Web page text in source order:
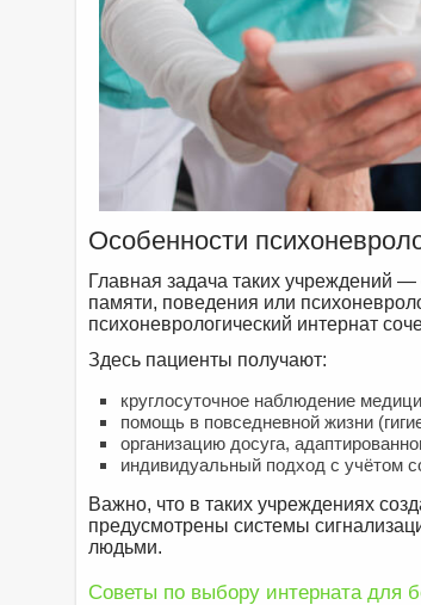
Особенности
Главная задача таких учреждений
памяти, поведения или
психоневрологический интернат
Здесь пациенты получают:
круглосуточное наблюдение
помощь в повседневной жизни
организацию досуга,
индивидуальный подход с учётом
Важно, что в таких учреждениях
предусмотрены системы
людьми.
Советы по выбору интерната для